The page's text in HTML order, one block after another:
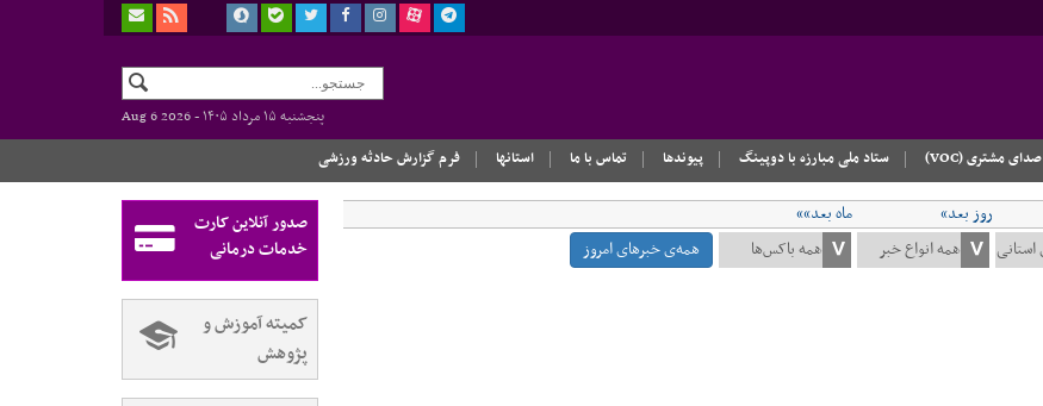
پنجشنبه ۱۵ مرداد ۱۴۰۵ -
Aug 6 2026
صدای مشتری (VOC) ستاد ملی مبارزه با دوپینگ پیوندها تماس با ما استانها فرم گزارش حادثه ورزشی
روز بعد»
ماه بعد»»
همه‌ی خبرهای امروز
صدور آنلاین کارت
خدمات درمانی
کمیته آموزش و
پژوهش